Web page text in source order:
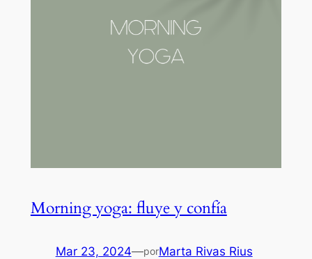
Morning yoga: fluye y confía
Mar 23, 2024—porMarta Rivas Rius